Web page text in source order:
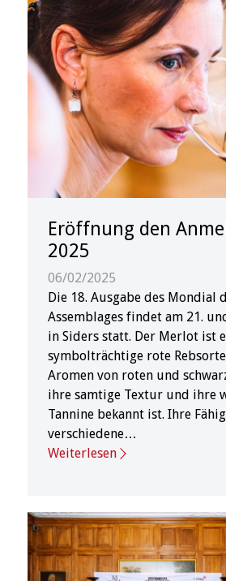
Eröffnung den
2025
06/02/2025
Die 18. Ausgabe des Mondial
Assemblages findet am 21.
in Siders statt. Der Merlot ist
symbolträchtige rote
Aromen von roten und
ihre samtige Textur und ihre
Tannine bekannt ist. Ihre
verschiedene…
Weiterlesen